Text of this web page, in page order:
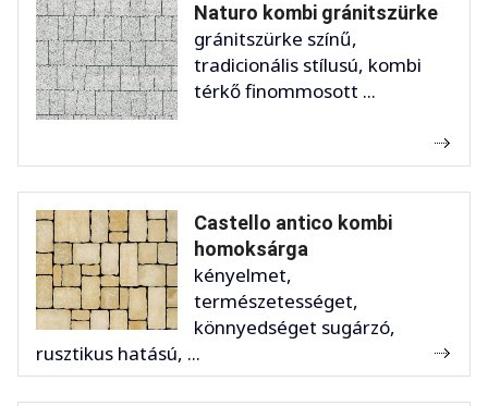
Naturo kombi gránitszürke
gránitszürke színű,
tradicionális stílusú, kombi
térkő finommosott ...
Castello antico kombi
homoksárga
kényelmet,
természetességet,
könnyedséget sugárzó,
rusztikus hatású, ...